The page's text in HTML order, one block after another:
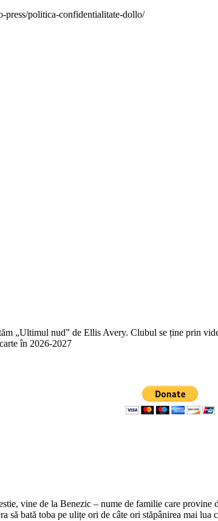
politica-confidentialitate-dollo/
„Ultimul nud” de Ellis Avery. Clubul se ține prin
în 2026-2027
vine de la Benezic – nume de familie care
să bată toba pe ulițe ori de câte ori stăpânirea mai